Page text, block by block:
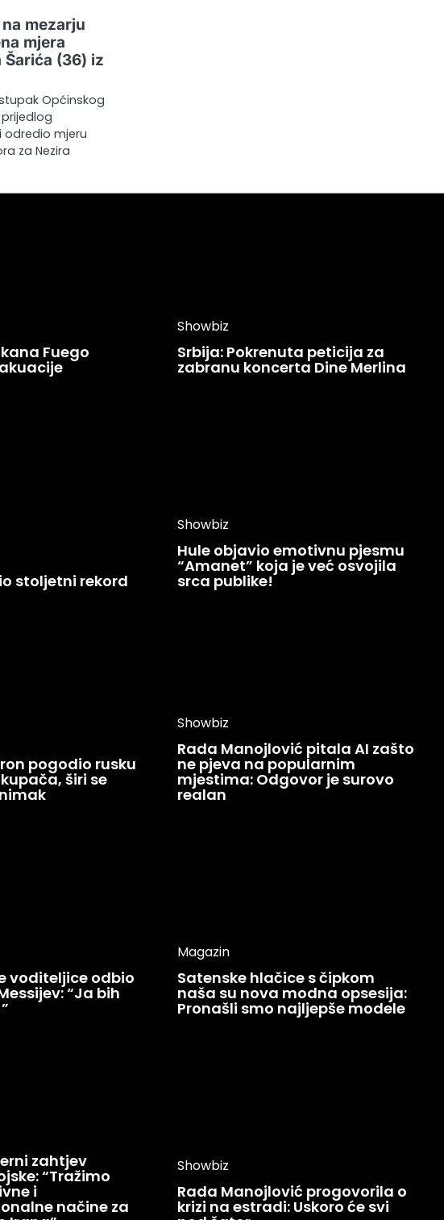
mezarju
mjera
(36) iz
Općinskog
mjeru
za Nezira
Fuego
stoljetni rekord
pogodio rusku
širi se
voditeljice odbio
“Ja bih
zahtjev
“Tražimo
i
načine za
Showbiz
Srbija: Pokrenuta peticija za
zabranu koncerta Dine Merlina
Showbiz
Hule objavio emotivnu pjesmu
“Amanet” koja je već osvojila
srca publike!
Showbiz
Rada Manojlović pitala AI zašto
ne pjeva na popularnim
mjestima: Odgovor je surovo
realan
Magazin
Satenske hlačice s čipkom
naša su nova modna opsesija:
Pronašli smo najljepše modele
Showbiz
Rada Manojlović progovorila o
krizi na estradi: Uskoro će svi